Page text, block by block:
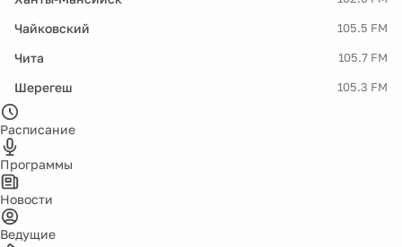
Чайковский 105.5 FM
Чита 105.7 FM
Шерегеш 105.3 FM
Расписание
Программы
Новости
Ведущие